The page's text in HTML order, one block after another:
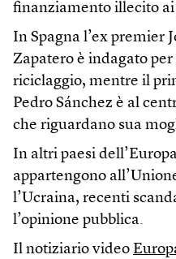
finanziamento illecito
In Spagna l’ex premier
Zapatero è indagato
riciclaggio, mentre il
Pedro Sánchez è al
che riguardano sua
In altri paesi
appartengono
l’Ucraina, recenti
l’opinione pubblica.
Il notiziario video